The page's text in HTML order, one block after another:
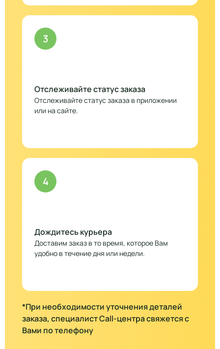
3
Отслеживайте статус заказа
Отслеживайте статус заказа в приложении
или на сайте.
4
Дождитесь курьера
Доставим заказ в то время, которое Вам
удобно в течение дня или недели.
*При необходимости уточнения деталей
заказа, специалист Call-центра свяжется с
Вами по телефону